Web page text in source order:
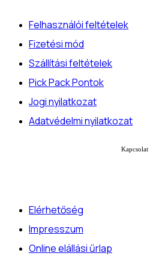
Felhasználói feltételek
Fizetési mód
Szállítási feltételek
Pick Pack Pontok
Jogi nyilatkozat
Adatvédelmi nyilatkozat
Kapcsolat
Elérhetőség
Impresszum
Online elállási űrlap